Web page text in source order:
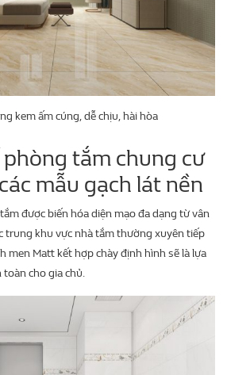
kem ấm cúng, dễ chịu, hài hòa
phòng tắm chung cư
mẫu gạch lát nền
được biến hóa diện mạo đa dạng từ vân
trung khu vực nhà tắm thường xuyên tiếp
men Matt kết hợp chày định hình sẽ là lựa
cho gia chủ.